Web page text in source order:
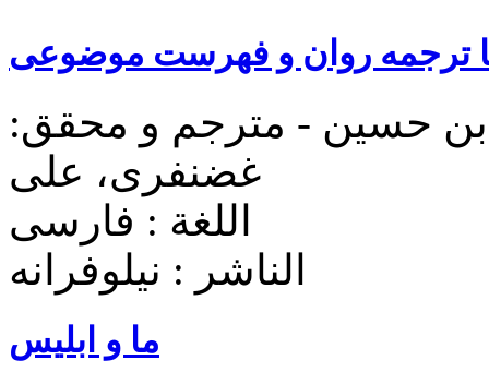
ترجمه روان و فهرست موضوعی
بن حسین - مترجم و محقق:
غضنفری، علی
اللغة : فارسی
الناشر : نیلوفرانه
ما و ابلیس